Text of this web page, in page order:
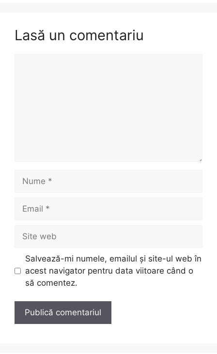
Lasă un comentariu
web
Salvează-mi numele, emailul și site-ul web în
acest navigator pentru data viitoare când o
să comentez.